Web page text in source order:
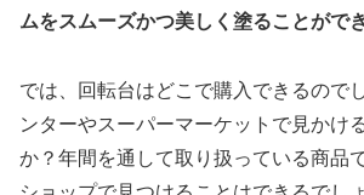
ムをスムーズかつ美しく塗ることがで
では、回転台はどこで購入できるので
ンターやスーパーマーケットで見かけ
か？年間を通して取り扱っている商品